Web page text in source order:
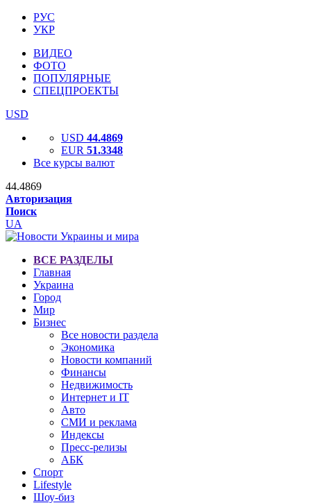
РУС
УКР
ВИДЕО
ФОТО
ПОПУЛЯРНЫЕ
СПЕЦПРОЕКТЫ
USD
USD 44.4869
EUR 51.3348
Все курсы валют
44.4869
Авторизация
Поиск
UA
ВСЕ РАЗДЕЛЫ
Главная
Украина
Город
Мир
Бизнес
Все новости раздела
Экономика
Новости компаний
Финансы
Недвижимость
Интернет и IT
Авто
СМИ и реклама
Индексы
Пресс-релизы
АБК
Спорт
Lifestyle
Шоу-биз